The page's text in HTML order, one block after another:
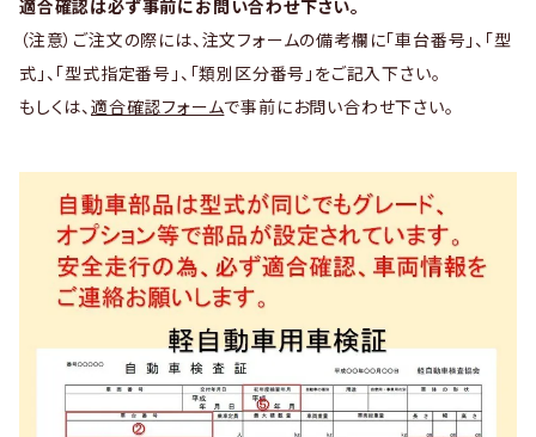
適合確認は必ず事前にお問い合わせ下さい。
（注意）ご注文の際には、注文フォームの備考欄に「車台番号」、「型
式」、「型式指定番号」、「類別区分番号」をご記入下さい。
もしくは、 適合確認フォームで事前にお問い合わせ下さい。